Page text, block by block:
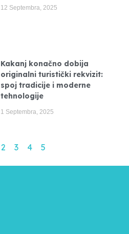
12 Septembra, 2025
Kakanj konačno dobija
originalni turistički rekvizit:
spoj tradicije i moderne
tehnologije
1 Septembra, 2025
2 3 4 5